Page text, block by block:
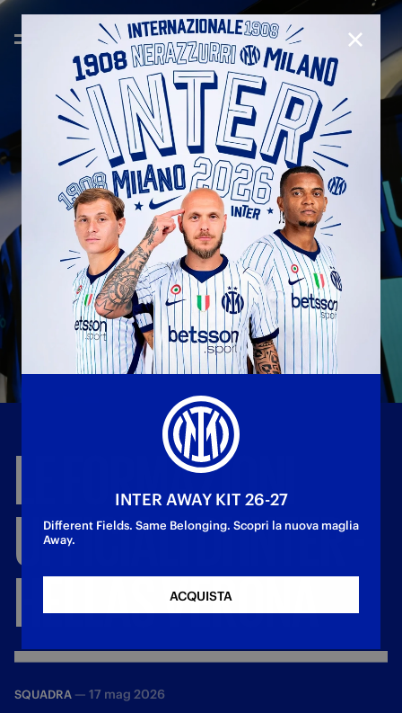
LE
FORMAZIONI
UFFICIALIDIINTER-
HELLASVERONA
SQUADRA — 17 mag 2026
INTER AWAY KIT 26-27
Different Fields. Same Belonging. Scopri la nuova maglia
Away.
ACQUISTA